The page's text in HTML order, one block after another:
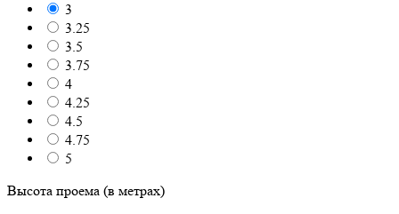
3
3.25
3.5
3.75
4
4.25
4.5
4.75
5
Высота проема (в метрах)